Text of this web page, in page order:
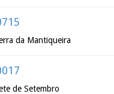
da Mantiqueira
de Setembro